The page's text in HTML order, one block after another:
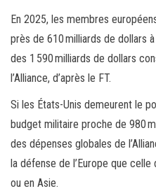
En 2025, les membres
près de 610 milliards de dollars
des 1 590 milliards de dollars
l’Alliance, d’après le FT.
Si les États-Unis demeurent le
budget militaire proche de 980
des dépenses globales de
la défense de l’Europe que
ou en Asie.